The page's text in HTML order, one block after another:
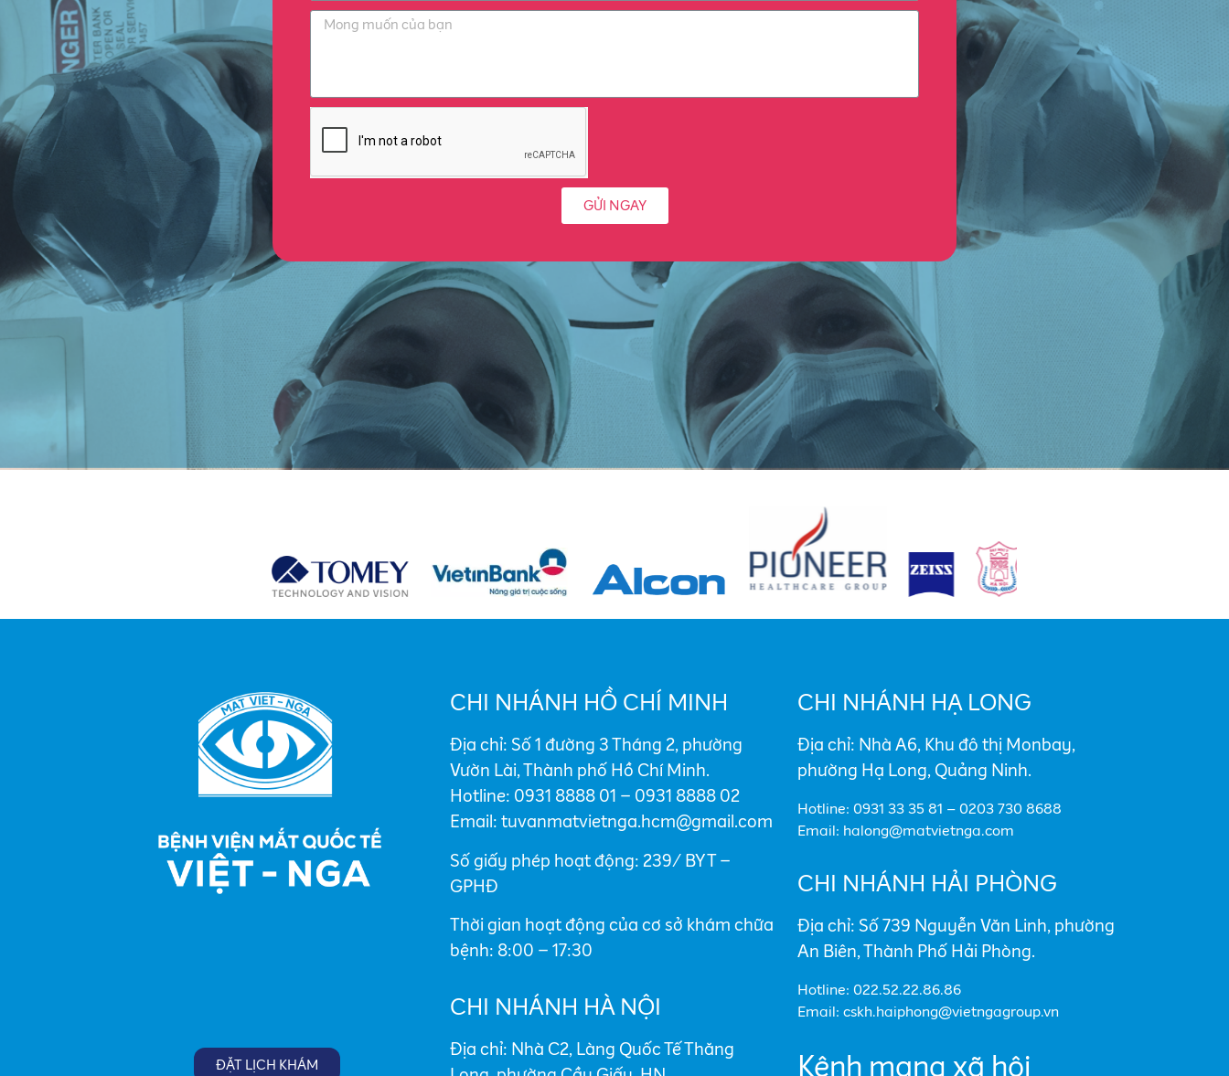
GỬI NGAY
ĐẶT LỊCH KHÁM
CHI NHÁNH HỒ CHÍ MINH
Địa chỉ: Số 1 đường 3 Tháng 2, phường
Vườn Lài, Thành phố Hồ Chí Minh.
Hotline: 0931 8888 01 – 0931 8888 02
Email: tuvanmatvietnga.hcm@gmail.com
Số giấy phép hoạt động: 239/ BYT –
GPHĐ
Thời gian hoạt động của cơ sở khám chữa
bệnh: 8:00 – 17:30
CHI NHÁNH HÀ NỘI
Địa chỉ: Nhà C2, Làng Quốc Tế Thăng
CHI NHÁNH HẠ LONG
Địa chỉ: Nhà A6, Khu đô thị Monbay,
phường Hạ Long, Quảng Ninh.
Hotline: 0931 33 35 81 – 0203 730 8688
Email: halong@matvietnga.com
CHI NHÁNH HẢI PHÒNG
Địa chỉ: Số 739 Nguyễn Văn Linh, phường
An Biên, Thành Phố Hải Phòng.
Hotline: 022.52.22.86.86
Email: cskh.haiphong@vietngagroup.vn
Kênh mạng xã hội